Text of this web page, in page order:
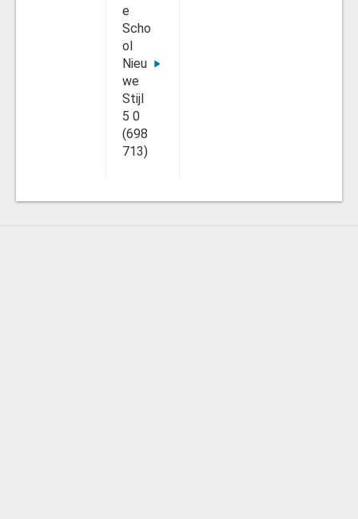
e
Scho
ol
Nieu
we
Stijl
5 0
(698
713)